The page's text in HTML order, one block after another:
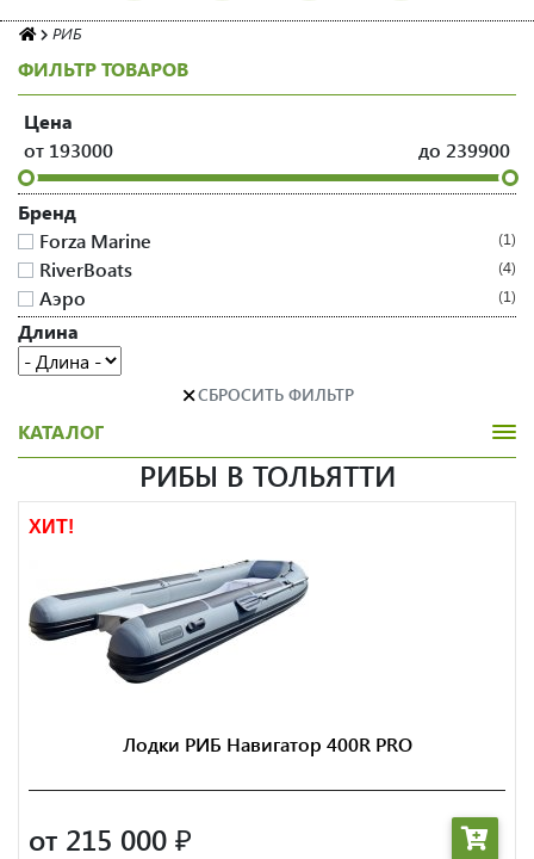
РИБ
ФИЛЬТР ТОВАРОВ
Цена
от 193000 до 239900
Бренд
Forza Marine
1
RiverBoats 4
Аэро 1
Длина
×СБРОСИТЬ ФИЛЬТР
КАТАЛОГ
РИБЫ В ТОЛЬЯТТИ
ХИТ!
Лодки РИБ Навигатор 400R PRO
от 215 000 ₽